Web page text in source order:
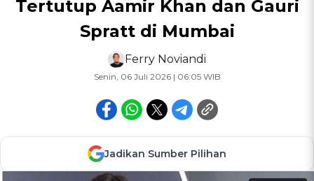
Tertutup Aamir Khan dan Gauri
Spratt di Mumbai
Ferry Noviandi
Senin, 06 Juli 2026 | 06:05 WIB
Jadikan Sumber Pilihan